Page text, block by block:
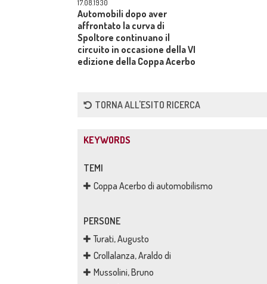
17.08.1930
Automobili dopo aver
affrontato la curva di
Spoltore continuano il
circuito in occasione della VI
edizione della Coppa Acerbo
TORNA ALL'ESITO RICERCA
KEYWORDS
TEMI
Coppa Acerbo di automobilismo
PERSONE
Turati, Augusto
Crollalanza, Araldo di
Mussolini, Bruno